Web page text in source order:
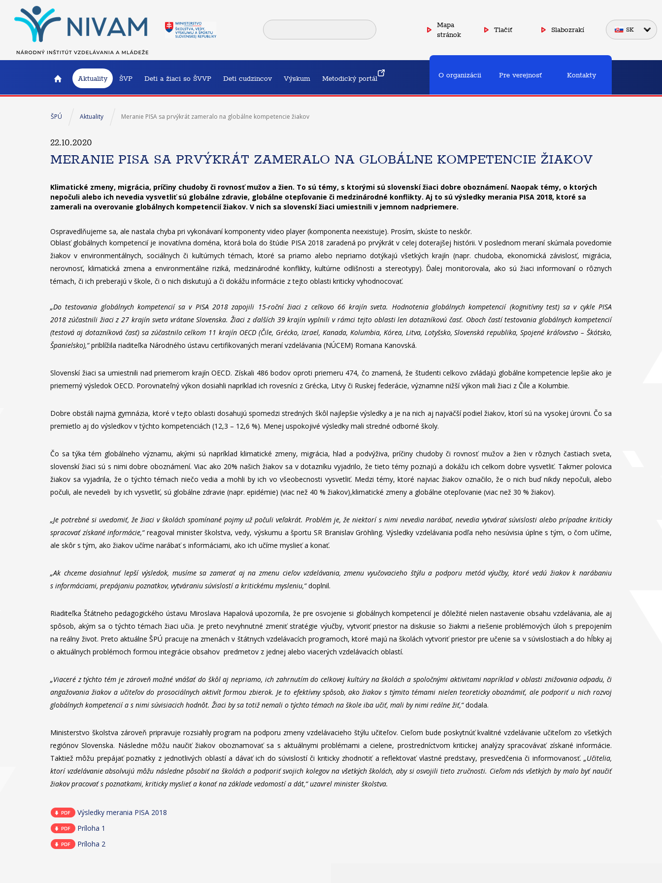
Mapa
stránok
Tlačiť Slabozrakí SK
Aktuality ŠVP Deti a žiaci so ŠVVP Deti cudzincov Výskum Metodický portál O organizácii Pre verejnosť Kontakty
ŠPÚ Aktuality Meranie PISA sa prvýkrát zameralo na globálne kompetencie žiakov
22.10.2020
MERANIE PISA SA PRVÝKRÁT ZAMERALO NA GLOBÁLNE KOMPETENCIE ŽIAKOV
Klimatické zmeny, migrácia, príčiny chudoby či rovnosť mužov a žien. To sú témy, s ktorými sú slovenskí žiaci dobre oboznámení. Naopak témy, o ktorých
nepočuli alebo ich nevedia vysvetliť sú globálne zdravie, globálne otepľovanie či medzinárodné konflikty. Aj to sú výsledky merania PISA 2018, ktoré sa
zamerali na overovanie globálnych kompetencií žiakov. V nich sa slovenskí žiaci umiestnili v jemnom nadpriemere.
Ospravedlňujeme sa, ale nastala chyba pri vykonávaní komponenty video player (komponenta neexistuje). Prosím, skúste to neskôr.
Oblasť globálnych kompetencií je inovatívna doména, ktorá bola do štúdie PISA 2018 zaradená po prvýkrát v celej doterajšej histórii. V poslednom meraní skúmala povedomie
žiakov v environmentálnych, sociálnych či kultúrnych témach, ktoré sa priamo alebo nepriamo dotýkajú všetkých krajín (napr. chudoba, ekonomická závislosť, migrácia,
nerovnosť, klimatická zmena a environmentálne riziká, medzinárodné konflikty, kultúrne odlišnosti a stereotypy). Ďalej monitorovala, ako sú žiaci informovaní o rôznych
témach, či ich preberajú v škole, či o nich diskutujú a či dokážu informácie z tejto oblasti kriticky vyhodnocovať.
„Do testovania globálnych kompetencií sa v PISA 2018 zapojili 15-roční žiaci z celkovo 66 krajín sveta. Hodnotenia globálnych kompetencií (kognitívny test) sa v cykle PISA
2018 zúčastnili žiaci z 27 krajín sveta vrátane Slovenska. Žiaci z ďalších 39 krajín vyplnili v rámci tejto oblasti len dotazníkovú časť. Oboch častí testovania globálnych kompetencií
(testová aj dotazníková časť) sa zúčastnilo celkom 11 krajín OECD (Čile, Grécko, Izrael, Kanada, Kolumbia, Kórea, Litva, Lotyšsko, Slovenská republika, Spojené kráľovstvo – Škótsko,
Španielsko),“priblížila riaditeľka Národného ústavu certifikovaných meraní vzdelávania (NÚCEM) Romana Kanovská.
Slovenskí žiaci sa umiestnili nad priemerom krajín OECD. Získali 486 bodov oproti priemeru 474, čo znamená, že študenti celkovo zvládajú globálne kompetencie lepšie ako je
priemerný výsledok OECD. Porovnateľný výkon dosiahli napríklad ich rovesníci z Grécka, Litvy či Ruskej federácie, významne nižší výkon mali žiaci z Čile a Kolumbie.
Dobre obstáli najmä gymnázia, ktoré v tejto oblasti dosahujú spomedzi stredných škôl najlepšie výsledky a je na nich aj najväčší podiel žiakov, ktorí sú na vysokej úrovni. Čo sa
premietlo aj do výsledkov v týchto kompetenciách (12,3 – 12,6 %). Menej uspokojivé výsledky mali stredné odborné školy.
Čo sa týka tém globálneho významu, akými sú napríklad klimatické zmeny, migrácia, hlad a podvýživa, príčiny chudoby či rovnosť mužov a žien v rôznych častiach sveta,
slovenskí žiaci sú s nimi dobre oboznámení. Viac ako 20% našich žiakov sa v dotazníku vyjadrilo, že tieto témy poznajú a dokážu ich celkom dobre vysvetliť. Takmer polovica
žiakov sa vyjadrila, že o týchto témach niečo vedia a mohli by ich vo všeobecnosti vysvetliť. Medzi témy, ktoré najviac žiakov označilo, že o nich buď nikdy nepočuli, alebo
počuli, ale nevedeli by ich vysvetliť, sú globálne zdravie (napr. epidémie) (viac než 40 % žiakov),klimatické zmeny a globálne otepľovanie (viac než 30 % žiakov).
„Je potrebné si uvedomiť, že žiaci v školách spomínané pojmy už počuli veľakrát. Problém je, že niektorí s nimi nevedia narábať, nevedia vytvárať súvislosti alebo prípadne kriticky
spracovať získané informácie,“reagoval minister školstva, vedy, výskumu a športu SR Branislav Gröhling. Výsledky vzdelávania podľa neho nesúvisia úplne s tým, o čom učíme,
ale skôr s tým, ako žiakov učíme narábať s informáciami, ako ich učíme myslieť a konať.
„Ak chceme dosiahnuť lepší výsledok, musíme sa zamerať aj na zmenu cieľov vzdelávania, zmenu vyučovacieho štýlu a podporu metód výučby, ktoré vedú žiakov k narábaniu
s informáciami, prepájaniu poznatkov, vytváraniu súvislostí a kritickému mysleniu,“doplnil.
Riaditeľka Štátneho pedagogického ústavu Miroslava Hapalová upozornila, že pre osvojenie si globálnych kompetencií je dôležité nielen nastavenie obsahu vzdelávania, ale aj
spôsob, akým sa o týchto témach žiaci učia. Je preto nevyhnutné zmeniť stratégie výučby, vytvoriť priestor na diskusie so žiakmi a riešenie problémových úloh s prepojením
na reálny život. Preto aktuálne ŠPÚ pracuje na zmenách v štátnych vzdelávacích programoch, ktoré majú na školách vytvoriť priestor pre učenie sa v súvislostiach a do hĺbky aj
o aktuálnych problémoch formou integrácie obsahov predmetov z jednej alebo viacerých vzdelávacích oblastí.
„Viaceré z týchto tém je zároveň možné vnášať do škôl aj nepriamo, ich zahrnutím do celkovej kultúry na školách a spoločnými aktivitami napríklad v oblasti znižovania odpadu, či
angažovania žiakov a učiteľov do prosociálnych aktivít formou zbierok. Je to efektívny spôsob, ako žiakov s týmito témami nielen teoreticky oboznámiť, ale podporiť u nich rozvoj
globálnych kompetencií a s nimi súvisiacich hodnôt. Žiaci by sa totiž nemali o týchto témach na škole iba učiť, mali by nimi reálne žiť,“dodala.
Ministerstvo školstva zároveň pripravuje rozsiahly program na podporu zmeny vzdelávacieho štýlu učiteľov. Cieľom bude poskytnúť kvalitné vzdelávanie učiteľom zo všetkých
regiónov Slovenska. Následne môžu naučiť žiakov oboznamovať sa s aktuálnymi problémami a cielene, prostredníctvom kritickej analýzy spracovávať získané informácie.
Taktiež môžu prepájať poznatky z jednotlivých oblastí a dávať ich do súvislostí či kriticky zhodnotiť a reflektovať vlastné predstavy, presvedčenia či informovanosť. „Učitelia,
ktorí vzdelávanie absolvujú môžu následne pôsobiť na školách a podporiť svojich kolegov na všetkých školách, aby si osvojili tieto zručnosti. Cieľom nás všetkých by malo byť naučiť
žiakov pracovať s poznatkami, kriticky myslieť a konať na základe vedomostí a dát,“ uzavrel minister školstva.
Výsledky merania PISA 2018
Príloha 1
Príloha 2